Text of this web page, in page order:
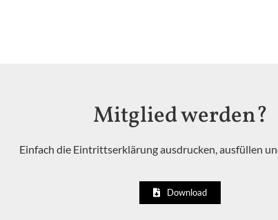
Mitglied werden?
Einfach die Eintrittserklärung ausdrucken, ausfüllen
Download